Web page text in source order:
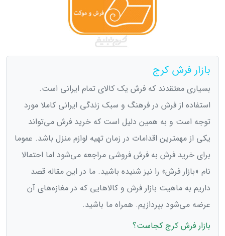
بازار فرش کرج
بسیاری معتقدند که فرش یک کالای تمام ایرانی است.
استفاده از فرش در فرهنگ و سبک زندگی ایرانی کاملا مورد
توجه است و به همین دلیل است که خرید فرش می‌تواند
یکی از مهمترین اقدامات در زمان تهیه لوازم منزل باشد. عموما
برای خرید فرش به فرش فروشی مراجعه می‌شود اما احتمالا
نام «بازار فرش» را نیز شنیده باشید. ما در این مقاله قصد
داریم به ماهیت بازار فرش و کالاهایی که در مغازه‌های آن
عرضه می‌شود بپردازیم. همراه ما باشید.
بازار فرش کرج کجاست؟